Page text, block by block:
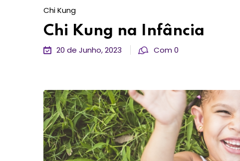
Chi Kung
Chi Kung na Infância
20 de Junho, 2023 Com 0